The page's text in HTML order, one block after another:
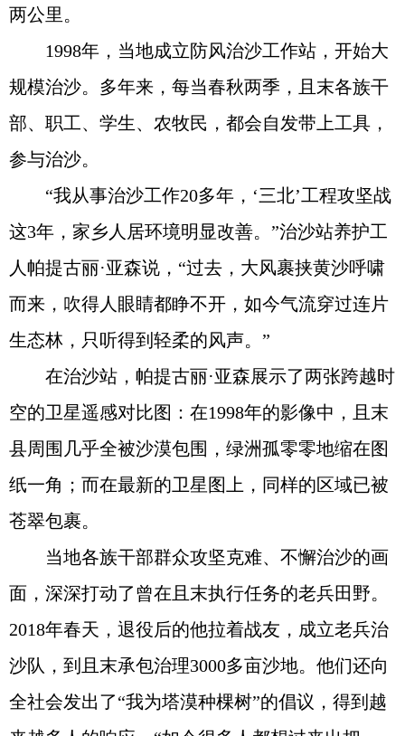
两公里。
1998年，当地成立防风治沙工作站，开始大
规模治沙。多年来，每当春秋两季，且末各族干
部、职工、学生、农牧民，都会自发带上工具，
参与治沙。
“我从事治沙工作20多年，‘三北’工程攻坚战
这3年，家乡人居环境明显改善。”治沙站养护工
人帕提古丽·亚森说，“过去，大风裹挟黄沙呼啸
而来，吹得人眼睛都睁不开，如今气流穿过连片
生态林，只听得到轻柔的风声。”
在治沙站，帕提古丽·亚森展示了两张跨越时
空的卫星遥感对比图：在1998年的影像中，且末
县周围几乎全被沙漠包围，绿洲孤零零地缩在图
纸一角；而在最新的卫星图上，同样的区域已被
苍翠包裹。
当地各族干部群众攻坚克难、不懈治沙的画
面，深深打动了曾在且末执行任务的老兵田野。
2018年春天，退役后的他拉着战友，成立老兵治
沙队，到且末承包治理3000多亩沙地。他们还向
全社会发出了“我为塔漠种棵树”的倡议，得到越